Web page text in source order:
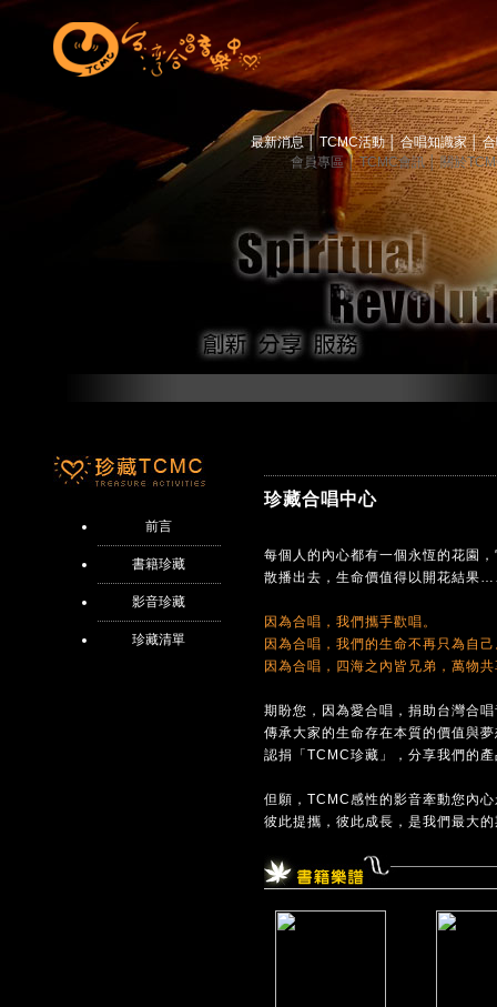
最新消息 TCMC活動│ 合唱知識家│
會員專區│ TCMC會訊│ 關於
前言
書籍珍藏
影音珍藏
珍藏清單
珍藏合唱中心
每個人的內心都有一個永恆的花園
散播出去，生命價值得以開花結果
因為合唱，我們攜手歡唱。
因為合唱，我們的生命不再只為自
因為合唱，四海之內皆兄弟，萬物
期盼您，因為愛合唱，捐助台灣合
傳承大家的生命存在本質的價值與
認捐「TCMC珍藏」，分享我們的
但願，TCMC感性的影音牽動您內
彼此提攜，彼此成長，是我們最